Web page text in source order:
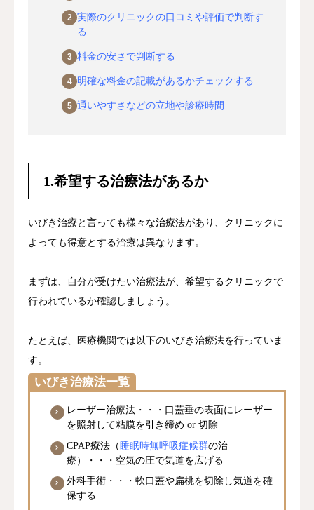
個人情報保護法 患者の個人情報・診療記録
Web運用 コンテンツ全般
コンテンツ作成・運営ポリシー
実際のクリニックの口コミや評価で判断す
る
料金の安さで判断する
明確な料金の記載があるかチェックする
通いやすさなどの立地や診療時間
1.希望する治療法があるか
いびき治療と言っても様々な治療法があり、クリニックに
よっても得意とする治療は異なります。
まずは、自分が受けたい治療法が、希望するクリニックで
行われているか確認しましょう。
たとえば、医療機関では以下のいびき治療法を行っていま
す。
いびき治療法一覧
レーザー治療法・・・口蓋垂の表面にレーザー
を照射して粘膜を引き締め or 切除
CPAP療法（ 睡眠時無呼吸症候群の治
療）・・・空気の圧で気道を広げる
外科手術・・・軟口蓋や扁桃を切除し気道を確
保する